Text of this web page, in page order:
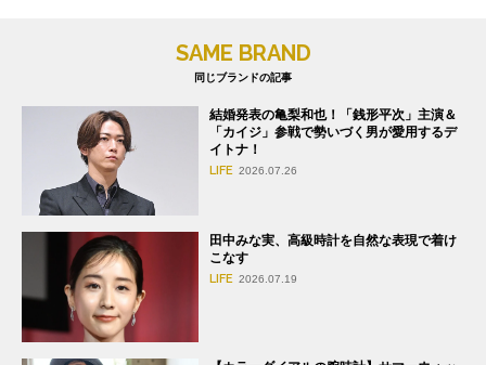
SAME BRAND
同じブランドの記事
結婚発表の亀梨和也！「銭形平次」主演＆
「カイジ」参戦で勢いづく男が愛用するデ
イトナ！
LIFE 2026.07.26
田中みな実、高級時計を自然な表現で着け
こなす
LIFE 2026.07.19